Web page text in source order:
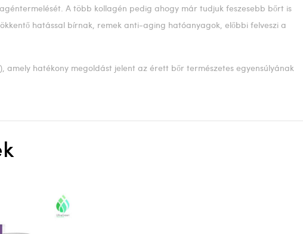
A több kollagén pedig ahogy már tudjuk feszesebb bőrt is
hatással bírnak, remek anti-aging hatóanyagok, előbbi felveszi a
amely hatékony megoldást jelent az érett bőr természetes egyensúlyának